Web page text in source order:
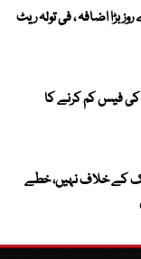
اضافہ ، فی تولہ ریٹ
کی فیس کم کرنے کا
کے خلاف نہیں، خطے